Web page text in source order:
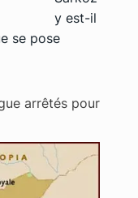
y est-il
se pose
arrêtés pour